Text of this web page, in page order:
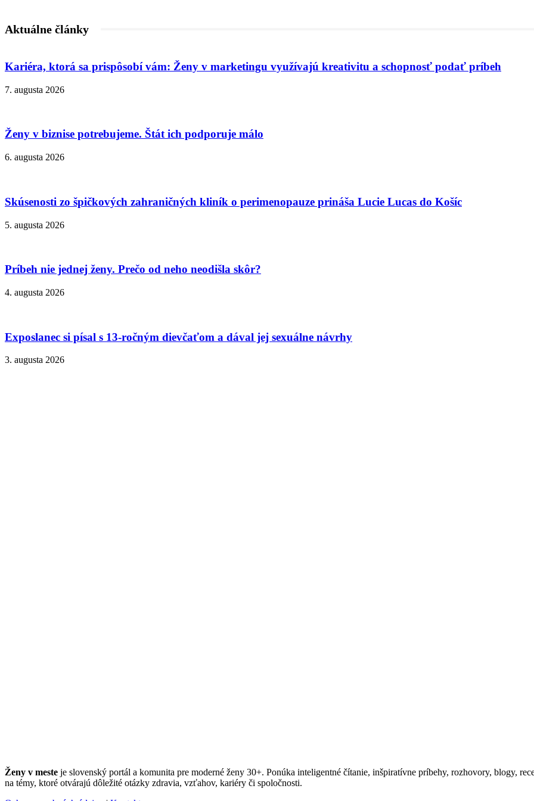
Aktuálne články
Kariéra, ktorá sa prispôsobí vám: Ženy v marketingu využívajú kreativitu a schopnosť podať príbeh
7. augusta 2026
Ženy v biznise potrebujeme. Štát ich podporuje málo
6. augusta 2026
Skúsenosti zo špičkových zahraničných kliník o perimenopauze prináša Lucie Lucas do Košíc
5. augusta 2026
Príbeh nie jednej ženy. Prečo od neho neodišla skôr?
4. augusta 2026
Exposlanec si písal s 13-ročným dievčaťom a dával jej sexuálne návrhy
3. augusta 2026
Ženy v meste je slovenský portál a komunita pre moderné ženy 30+. Ponúka inteligentné čítanie, inšpiratívne príbehy, rozhovory, blogy,
na témy, ktoré otvárajú dôležité otázky zdravia, vzťahov, kariéry či spoločnosti.